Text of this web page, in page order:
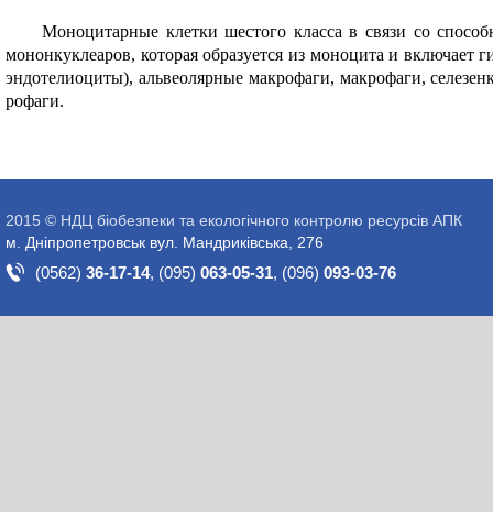
Моноцитарные клетки шестого класса в связи со
мононкуклеаров, которая образуется из моноцита и включает
эндотелиоциты), альвеолярные макрофаги, макрофаги,
рофаги.
2015 © НДЦ біобезпеки та екологічного контролю ресурсів АПК
м. Дніпропетровськ вул. Мандриківська, 276
(0562) 36-17-14, (095) 063-05-31, (096) 093-03-76